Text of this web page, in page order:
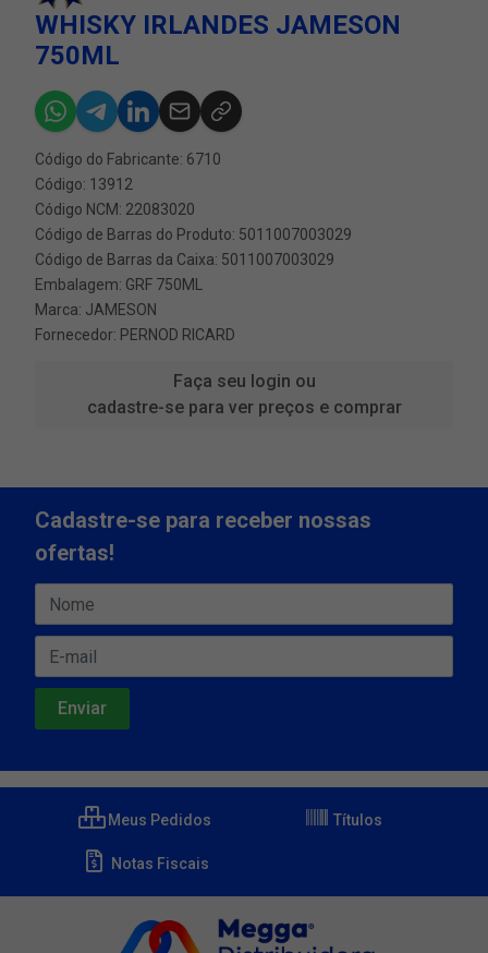
WHISKY IRLANDES JAMESON
750ML
Código do Fabricante: 6710
Código: 13912
Código NCM: 22083020
Código de Barras do Produto: 5011007003029
Código de Barras da Caixa: 5011007003029
Embalagem: GRF 750ML
Marca: JAMESON
Fornecedor: PERNOD RICARD
Faça seu login ou
cadastre-se para ver preços e comprar
Cadastre-se para receber nossas
ofertas!
Meus Pedidos Títulos
Notas Fiscais